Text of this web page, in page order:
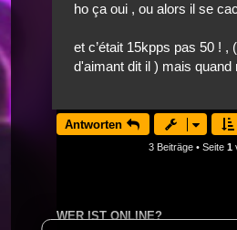
ho ça oui , ou alors il se
et c’était 15kpps pas 50 ! ,
d'aimant dit il ) mais quand
Antworten
3 Beiträge • Seite 1
WER IST ONLINE?